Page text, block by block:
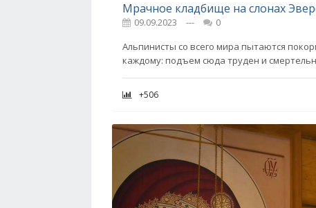
Мрачное кладбище на слонах
09.09.2023 ---
0
Альпинисты со всего мира пытаются
каждому: подъем сюда труден и
+506